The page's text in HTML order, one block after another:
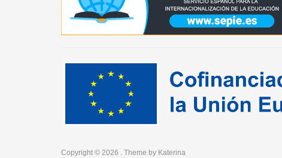
Copyright © 2026 . Theme by Katerina